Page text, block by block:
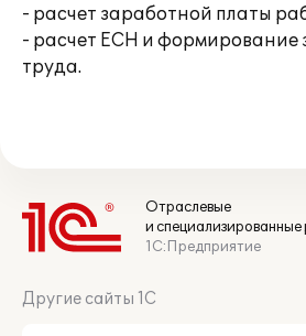
- расчет заработной платы
- расчет ЕСН и формирование
труда.
Отраслевые
и
1С:Предприятие
Другие сайты 1С